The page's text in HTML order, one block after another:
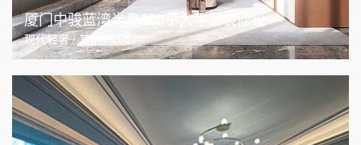
厦门中骏蓝湾半岛160平大平层装修设
现代轻奢 / 其他 / 160